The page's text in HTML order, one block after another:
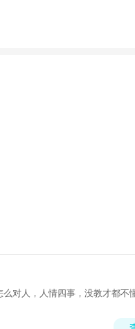
对人，人情四事，没教才都不